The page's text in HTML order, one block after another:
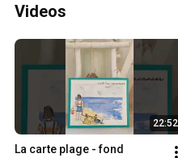
Videos
22:52
La carte plage - fond